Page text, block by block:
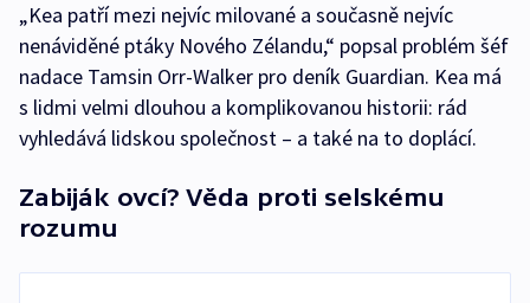
„Kea patří mezi nejvíc milované a současně nejvíc
nenáviděné ptáky Nového Zélandu,“ popsal problém šéf
nadace Tamsin Orr-Walker pro deník Guardian. Kea má
s lidmi velmi dlouhou a komplikovanou historii: rád
vyhledává lidskou společnost – a také na to doplácí.
Zabiják ovcí? Věda proti selskému
rozumu